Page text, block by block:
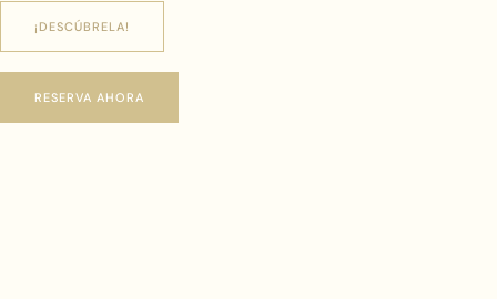
¡DESCÚBRELA!
RESERVA AHORA